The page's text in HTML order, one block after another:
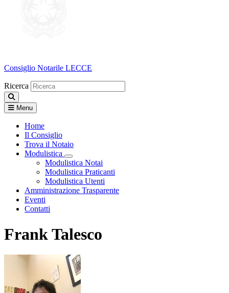
Consiglio Notarile LECCE
Ricerca
Menu
Home
Il Consiglio
Trova il Notaio
Modulistica
Visualizza menù di secondo livello
Modulistica Notai
Modulistica Praticanti
Modulistica Utenti
Amministrazione Trasparente
Eventi
Contatti
Frank Talesco